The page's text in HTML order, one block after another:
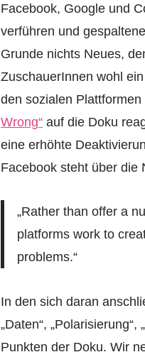
Facebook, Google und
verführen und
Grunde nichts Neues,
ZuschauerInnen wohl
den sozialen
Wrong“ auf die Doku
eine erhöhte
Facebook steht über die
„Rather than offer a
platforms work to
problems.“
In den sich daran
„Daten“,
Punkten der Doku. Wir